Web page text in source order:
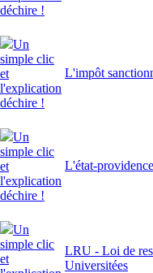
déchire !
Un
simple clic
et
l'explication
déchire !
L'impôt
Un
simple clic
et
l'explication
déchire !
L'état-providence
Un
simple clic
et
LRU - Loi de
Universitées